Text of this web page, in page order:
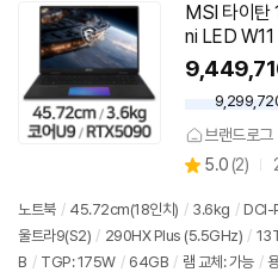
MSI 타이
ni LED
9,299,720
브랜드로그
별
점
5.0 (상
리
뷰
2)
노트북 / 45.72cm(18인치) / 3.6kg / DCI-
울트라9(S2) / 290HX Plus (5.5GHz) /
B / TGP: 175W / 64GB / 램 교체: 가능 /